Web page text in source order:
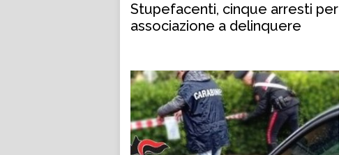
Stupefacenti, cinque arresti per
associazione a delinquere